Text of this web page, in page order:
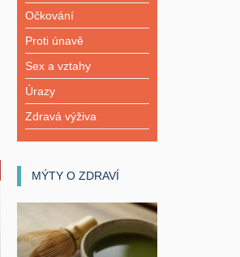
Očkování
Proti únavě
Sex a vztahy
Úrazy
Zdravá výživa
MÝTY O ZDRAVÍ